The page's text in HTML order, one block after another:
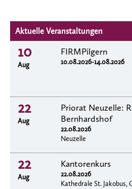
Aktuelle Veranstaltungen
10
Aug
FIRMPilgern
10.08.2026-14.08.2026
22
Aug
Priorat Neuzelle:
Bernhardshof
22.08.2026
Neuzelle
22
Aug
Kantorenkurs
22.08.2026
Kathedrale St. Jakobus,